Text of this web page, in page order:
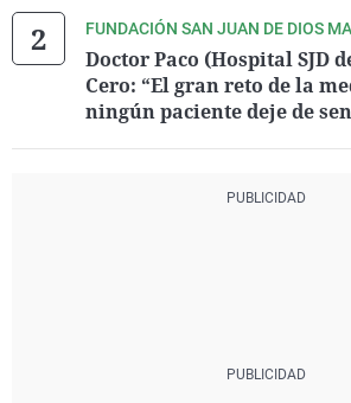
FUNDACIÓN SAN JUAN DE DIOS
Doctor Paco (Hospital SJD
Cero: “El gran reto de la
ningún paciente deje de